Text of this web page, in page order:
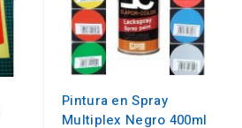
Pintura en Spray
Multiplex Negro 400ml